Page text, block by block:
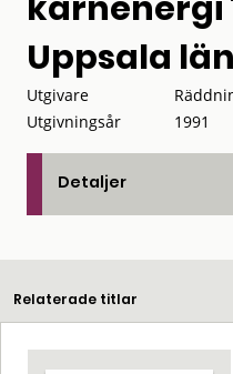
Uppsala län
Utgivare
Utgivningsår
1991
Detaljer
Relaterade titlar